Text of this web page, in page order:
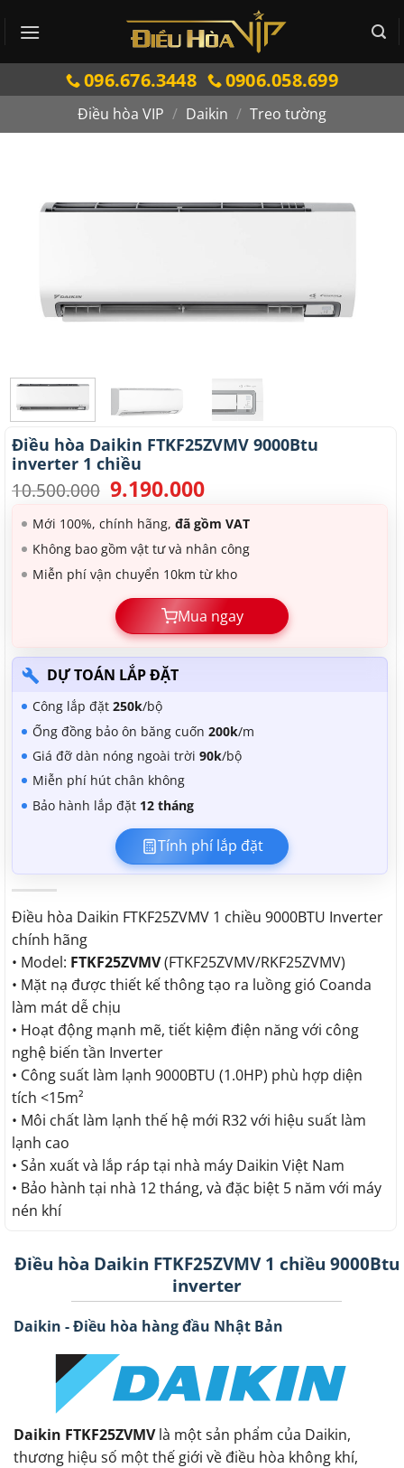
qua
096.676.3448 0906.058.699
Điều hòa VIP / Daikin / Treo tường
Điều hòa Daikin FTKF25ZVMV 9000Btu
inverter 1 chiều
10.500.000 Giá
gốc
là:
10.500.000.
9.190.000Giá
tại
là:
9.190.000.
Mới 100%, chính hãng, đã gồm VAT
Không bao gồm vật tư và nhân công
Miễn phí vận chuyển 10km từ kho
Mua ngay
DỰ TOÁN LẮP ĐẶT
Công lắp đặt 250k/bộ
Ống đồng bảo ôn băng cuốn 200k/m
Giá đỡ dàn nóng ngoài trời 90k/bộ
Miễn phí hút chân không
Bảo hành lắp đặt 12 tháng
Tính phí lắp đặt
Điều hòa Daikin FTKF25ZVMV 1 chiều 9000BTU Inverter
chính hãng
• Model: FTKF25ZVMV(FTKF25ZVMV/RKF25ZVMV)
• Mặt nạ được thiết kế thông tạo ra luồng gió Coanda
làm mát dễ chịu
• Hoạt động mạnh mẽ, tiết kiệm điện năng với công
nghệ biến tần Inverter
• Công suất làm lạnh 9000BTU (1.0HP) phù hợp diện
tích <15m²
• Môi chất làm lạnh thế hệ mới R32 với hiệu suất làm
lạnh cao
• Sản xuất và lắp ráp tại nhà máy Daikin Việt Nam
• Bảo hành tại nhà 12 tháng, và đặc biệt 5 năm với máy
nén khí
Điều hòa Daikin FTKF25ZVMV 1 chiều 9000Btu
inverter
Daikin - Điều hòa hàng đầu Nhật Bản
Daikin FTKF25ZVMVlà một sản phẩm của Daikin,
thương hiệu số một thế giới về điều hòa không khí,